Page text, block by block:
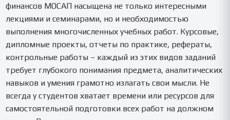
финансов МОСАП насыщена не только интересными
лекциями и семинарами, но и необходимостью
выполнения многочисленных учебных работ. Курсовые,
дипломные проекты, отчеты по практике, рефераты,
контрольные работы – каждый из этих видов заданий
требует глубокого понимания предмета, аналитических
навыков и умения грамотно излагать свои мысли. Не
всегда у студентов хватает времени или ресурсов для
самостоятельной подготовки всех работ на должном